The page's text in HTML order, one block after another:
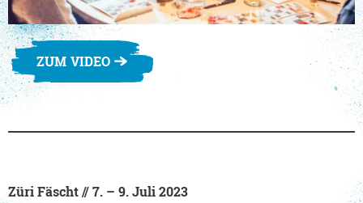
ZUM VIDEO
Züri Fäscht //7. – 9. Juli 2023